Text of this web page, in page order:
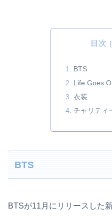
目次
BTS
Life Goes
衣装
チャリティ
BTS
BTSが11月にリリースした